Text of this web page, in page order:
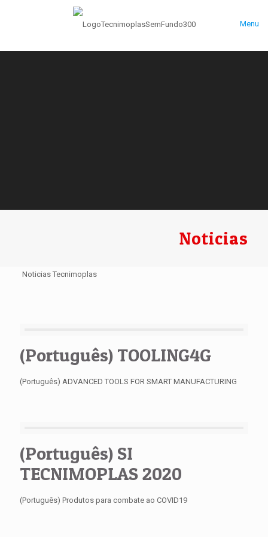
Menu
Noticias
Noticias Tecnimoplas
(Português) TOOLING4G
(Português) ADVANCED TOOLS FOR SMART MANUFACTURING
(Português) SI
TECNIMOPLAS 2020
(Português) Produtos para combate ao COVID19